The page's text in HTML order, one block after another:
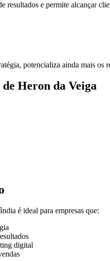
resultados e permite alcançar
potencializa ainda mais os
de Heron da Veiga
é ideal para empresas que:
digital